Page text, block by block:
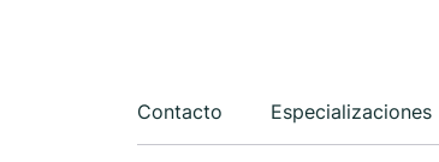
Contacto Especializaciones